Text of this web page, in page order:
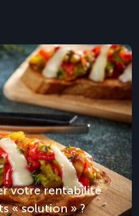
votre rentabilité
« solution » ?